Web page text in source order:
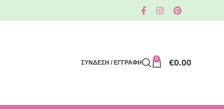
ΣΥΝΔΕΣΗ / ΕΓΓΡΑΦΗ
0 €0.00